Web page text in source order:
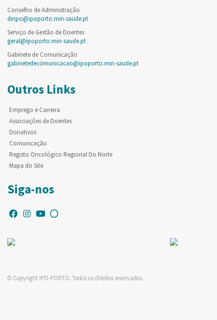
Conselho de Administração
diripo@ipoporto.min-saude.pt
Serviço de Gestão de Doentes
geral@ipoporto.min-saude.pt
Gabinete de Comunicação
gabinetedecomunicacao@ipoporto.min-saude.pt
Outros Links
Emprego e Carreira
Associações de Doentes
Donativos
Comunicação
Registo Oncológico Regional Do Norte
Mapa do Site
Siga-nos
© Copyright IPO-PORTO. Todos os direitos reservados.